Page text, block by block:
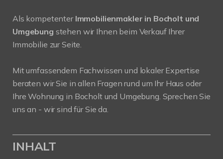
Als kompetenter Immobilienmakler in Bocholt und
Umgebung stehen wir Ihnen beim Verkauf Ihrer
Immobilie zur Seite.
Mit umfassendem Fachwissen und lokaler Expertise
beraten wir Sie in allen Fragen rund um Ihr Haus oder
Ihre Wohnung in Bocholt und Umgebung. Sprechen Sie
uns an - wir sind für Sie da.
INHALT